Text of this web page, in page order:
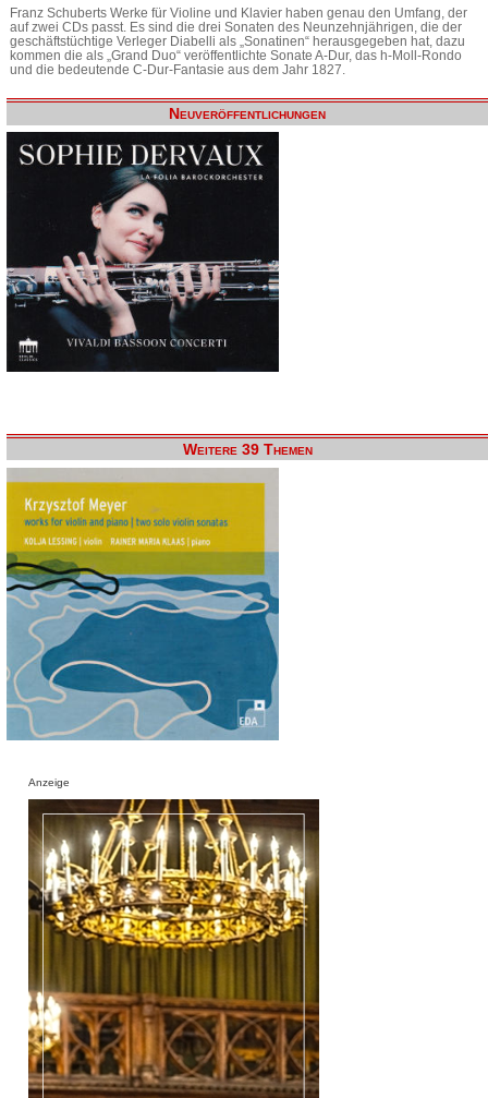
Franz Schuberts Werke für Violine und Klavier haben genau den Umfang, der
auf zwei CDs passt. Es sind die drei Sonaten des Neunzehnjährigen, die der
geschäftstüchtige Verleger Diabelli als „Sonatinen“ herausgegeben hat, dazu
kommen die als „Grand Duo“ veröffentlichte Sonate A-Dur, das h-Moll-Rondo
und die bedeutende C-Dur-Fantasie aus dem Jahr 1827.
Neuveröffentlichungen
Weitere 39 Themen
Anzeige